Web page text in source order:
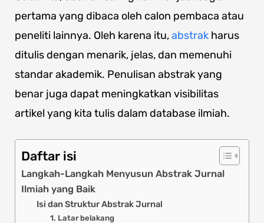
pertama yang dibaca oleh calon pembaca atau
peneliti lainnya. Oleh karena itu,abstrak harus
ditulis dengan menarik, jelas, dan memenuhi
standar akademik. Penulisan abstrak yang
benar juga dapat meningkatkan visibilitas
artikel yang kita tulis dalam database ilmiah.
Daftar isi
Langkah-Langkah Menyusun Abstrak Jurnal
Ilmiah yang Baik
Isi dan Struktur Abstrak Jurnal
1. Latar belakang